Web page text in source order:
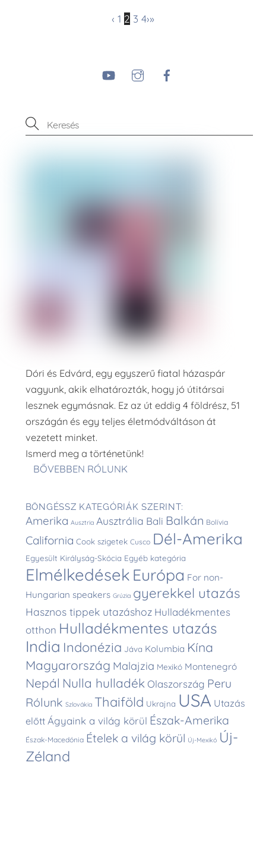
‹ 1 2 3 4›»
YouTube Instagram
Dóri és Edvárd, egy egyszerű fiatal házaspár
vagyunk, akik elhatározták, hogy jó útitársai
lesznek egymásnak. Ez az út eddig 4 földrész, 51
országán és egy teljes életmódváltáson át
vezetett minket.
Ismerd meg a történetünk!
BŐVEBBEN RÓLUNK
BÖNGÉSSZ KATEGÓRIÁK SZERINT:
Amerika Ausztria Ausztrália Bali Balkán Bolívia
California Cook szigetek Cusco Dél-Amerika
Egyesült Királyság-Skócia Egyéb kategória
Elmélkedések Európa For non-
Hungarian speakers Grúzia gyerekkel utazás
Hasznos tippek utazáshoz Hulladékmentes
otthon Hulladékmentes utazás
India Indonézia Jáva Kolumbia Kína
Magyarország Malajzia Mexikó Montenegró
Nepál Nulla hulladék Olaszország Peru
Rólunk Szlovákia Thaiföld Ukrajna USA Utazás
előtt Ágyaink a világ körül Észak-Amerika
Észak-Macedónia Ételek a világ körül Új-Mexikó Új-
Zéland